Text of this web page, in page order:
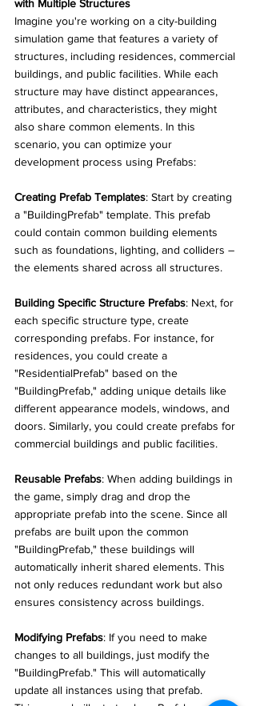
with Multiple Structures
Imagine you're working on a city-building
simulation game that features a variety of
structures, including residences, commercial
buildings, and public facilities. While each
structure may have distinct appearances,
attributes, and characteristics, they might
also share common elements. In this
scenario, you can optimize your
development process using Prefabs:
Creating Prefab Templates: Start by creating
a "BuildingPrefab" template. This prefab
could contain common building elements
such as foundations, lighting, and colliders –
the elements shared across all structures.
Building Specific Structure Prefabs: Next, for
each specific structure type, create
corresponding prefabs. For instance, for
residences, you could create a
"ResidentialPrefab" based on the
"BuildingPrefab," adding unique details like
different appearance models, windows, and
doors. Similarly, you could create prefabs for
commercial buildings and public facilities.
Reusable Prefabs: When adding buildings in
the game, simply drag and drop the
appropriate prefab into the scene. Since all
prefabs are built upon the common
"BuildingPrefab," these buildings will
automatically inherit shared elements. This
not only reduces redundant work but also
ensures consistency across buildings.
Modifying Prefabs: If you need to make
changes to all buildings, just modify the
"BuildingPrefab." This will automatically
update all instances using that prefab.